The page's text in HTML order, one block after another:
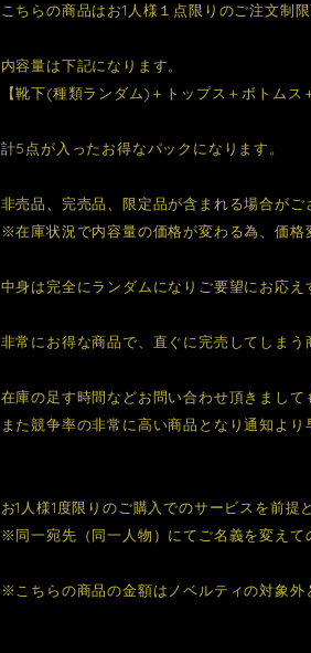
こちらの商品はお1人様１点限りのご注文制
内容量は下記になります。
【靴下(種類ランダム)＋トップス＋ボトムス
計5点が入ったお得なパックになります。
非売品、完売品、限定品が含まれる場合がご
※在庫状況で内容量の価格が変わる為、価格
中身は完全にランダムになりご要望にお応え
非常にお得な商品で、直ぐに完売してしまう
在庫の足す時間などお問い合わせ頂きまして
また競争率の非常に高い商品となり通知よ
お1人様1度限りのご購入でのサービスを前
※同一宛先（同一人物）にてご名義を変えて
※こちらの商品の金額はノベルティの対象外